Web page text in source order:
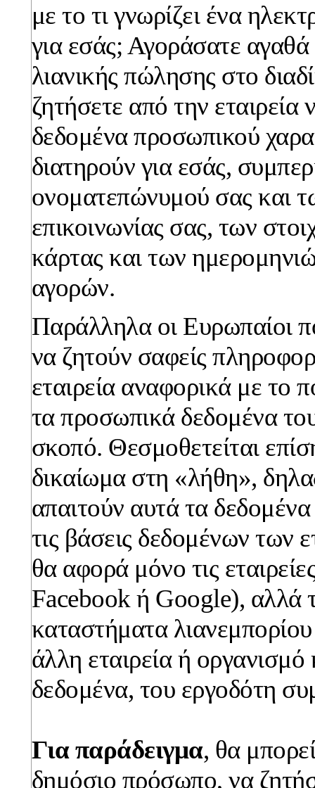
με το τι γνωρίζει ένα
για εσάς; Αγοράσατε αγαθά
λιανικής πώλησης στο
ζητήσετε από την εταιρεία
δεδομένα προσωπικού
διατηρούν για εσάς,
ονοματεπώνυμού σας και
επικοινωνίας σας, των
κάρτας και των
αγορών.
Παράλληλα οι Ευρωπαίοι
να ζητούν σαφείς
εταιρεία αναφορικά με το
τα προσωπικά δεδομένα
σκοπό. Θεσμοθετείται
δικαίωμα στη «λήθη»,
απαιτούν αυτά τα
τις βάσεις δεδομένων των
θα αφορά μόνο τις
Facebook ή Google), αλλά
καταστήματα
άλλη εταιρεία ή
δεδομένα, του εργοδότη
Για παράδειγμα, θα
δημόσιο πρόσωπο, να